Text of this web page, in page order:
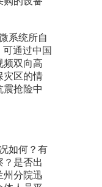
系统所自
通过中国
频双向高
灾区的情
震抢险中
如何？有
？是否出
州分院迅